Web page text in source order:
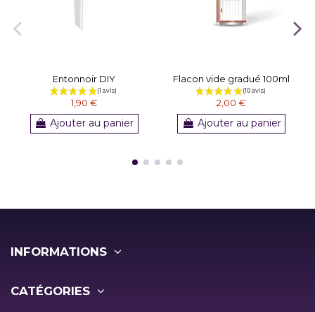
Entonnoir DIY
1,90 €
Ajouter au panier
Flacon vide gradué 100ml
2,00 €
Ajouter au panier
INFORMATIONS
CATÉGORIES